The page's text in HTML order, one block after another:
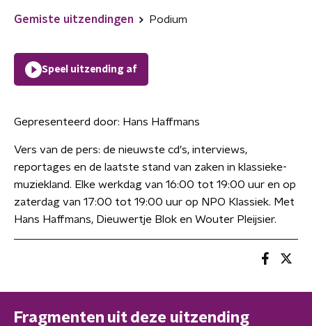
Gemiste uitzendingen Podium
Speel uitzending af
Gepresenteerd door: Hans Haffmans
Vers van de pers: de nieuwste cd's, interviews,
reportages en de laatste stand van zaken in klassieke-
muziekland. Elke werkdag van 16:00 tot 19:00 uur en op
zaterdag van 17:00 tot 19:00 uur op NPO Klassiek. Met
Hans Haffmans, Dieuwertje Blok en Wouter Pleijsier.
Fragmenten uit deze uitzending